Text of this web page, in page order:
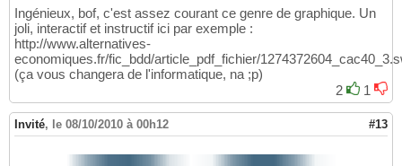
Ingénieux, bof, c'est assez courant ce genre de graphique. Un
joli, interactif et instructif ici par exemple :
http://www.alternatives-
economiques.fr/fic_bdd/article_pdf_fichier/
(ça vous changera de l'informatique, na ;p)
2
1
Invité, le 08/10/2010 à 00h12 #13